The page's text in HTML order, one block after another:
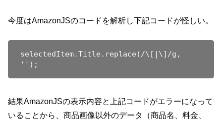
今度はAmazonJSのコードを解析し下記コードが怪しい。
selectedItem.Title.replace(/\[|\]/g,
結果AmazonJSの表示内容と上記コードがエラーになって
いることから、商品画像以外のデータ（商品名、料金、